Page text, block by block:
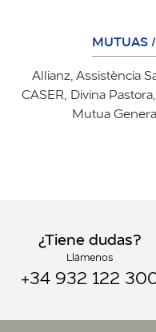
MUTUAS
Allianz, Assistència
CASER, Divina
Mutua
¿Tiene dudas?
Llámenos
+34 932 122